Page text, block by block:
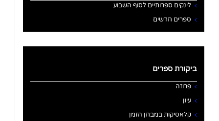
לינקים ספרותיים לסוף השבוע
ספרים חדשים
ביקורת ספרים
פרוזה
עיון
קלאסיקות במבחן הזמן